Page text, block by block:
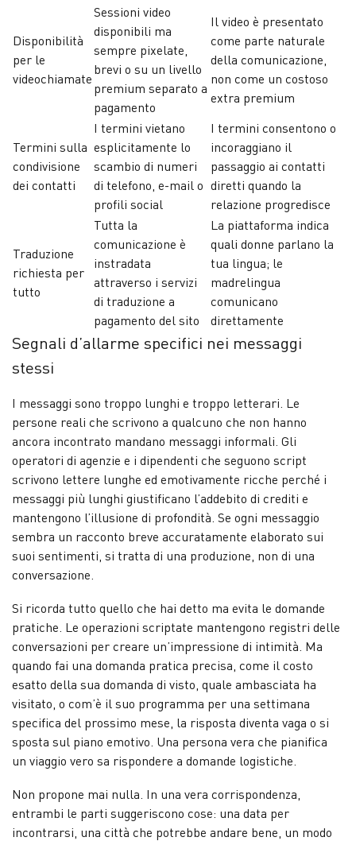
Disponibilità
per le
videochiamate
Sessioni video
disponibili ma
sempre pixelate,
brevi o su un livello
premium separato a
pagamento
Il video è presentato
come parte naturale
della comunicazione,
non come un costoso
extra premium
Termini sulla
condivisione
dei contatti
I termini vietano
esplicitamente lo
scambio di numeri
di telefono, e-mail o
profili social
I termini consentono o
incoraggiano il
passaggio ai contatti
diretti quando la
relazione progredisce
Traduzione
richiesta per
tutto
Tutta la
comunicazione è
instradata
attraverso i servizi
di traduzione a
pagamento del sito
La piattaforma indica
quali donne parlano la
tua lingua; le
madrelingua
comunicano
direttamente
Segnali d’allarme specifici nei messaggi
stessi
I messaggi sono troppo lunghi e troppo letterari. Le
persone reali che scrivono a qualcuno che non hanno
ancora incontrato mandano messaggi informali. Gli
operatori di agenzie e i dipendenti che seguono script
scrivono lettere lunghe ed emotivamente ricche perché i
messaggi più lunghi giustificano l’addebito di crediti e
mantengono l’illusione di profondità. Se ogni messaggio
sembra un racconto breve accuratamente elaborato sui
suoi sentimenti, si tratta di una produzione, non di una
conversazione.
Si ricorda tutto quello che hai detto ma evita le domande
pratiche. Le operazioni scriptate mantengono registri delle
conversazioni per creare un’impressione di intimità. Ma
quando fai una domanda pratica precisa, come il costo
esatto della sua domanda di visto, quale ambasciata ha
visitato, o com’è il suo programma per una settimana
specifica del prossimo mese, la risposta diventa vaga o si
sposta sul piano emotivo. Una persona vera che pianifica
un viaggio vero sa rispondere a domande logistiche.
Non propone mai nulla. In una vera corrispondenza,
entrambi le parti suggeriscono cose: una data per
incontrarsi, una città che potrebbe andare bene, un modo